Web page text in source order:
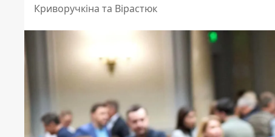
Криворучкіна та Вірастюк